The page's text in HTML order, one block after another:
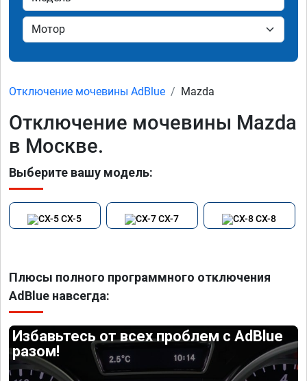
Отключение мочевины AdBlue Mazda
Отключение мочевины Mazda
в Москве.
Выберите вашу модель:
CX-5 CX-7 CX-8
Плюсы полного программного отключения
AdBlue навсегда:
Избавьтесь от всех проблем с AdBlue
разом!